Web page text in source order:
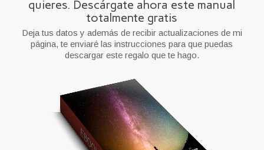
quieres. Descárgate ahora este manual
totalmente gratis
Deja tus datos y además de recibir actualizaciones de mi
página, te enviaré las instrucciones para que puedas
descargar este regalo que te hago.